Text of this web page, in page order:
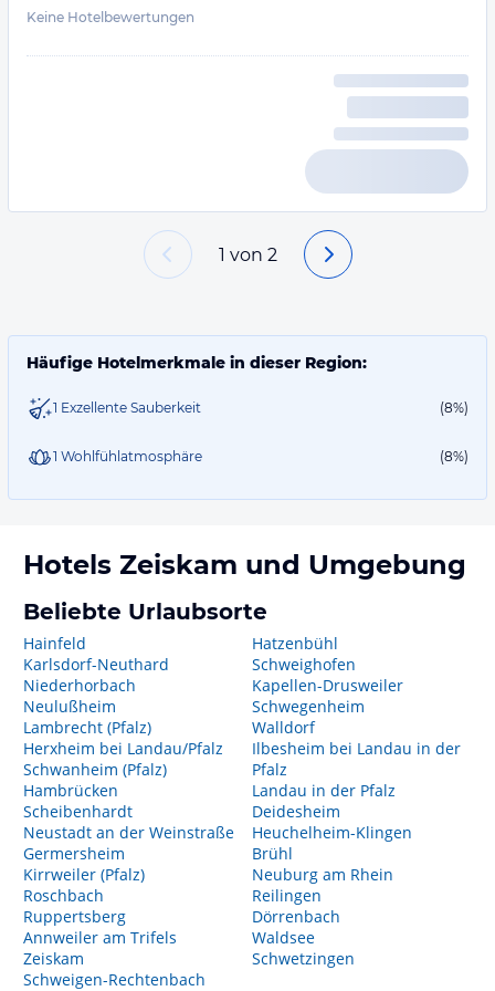
Keine Hotelbewertungen
1 von 2
Häufige Hotelmerkmale in dieser Region:
1 Exzellente Sauberkeit (8%)
1 Wohlfühlatmosphäre (8%)
Hotels Zeiskam und Umgebung
Beliebte Urlaubsorte
Hainfeld
Karlsdorf-Neuthard
Niederhorbach
Neulußheim
Lambrecht (Pfalz)
Herxheim bei Landau/Pfalz
Schwanheim (Pfalz)
Hambrücken
Scheibenhardt
Neustadt an der Weinstraße
Germersheim
Kirrweiler (Pfalz)
Roschbach
Ruppertsberg
Annweiler am Trifels
Zeiskam
Schweigen-Rechtenbach
Hatzenbühl
Schweighofen
Kapellen-Drusweiler
Schwegenheim
Walldorf
Ilbesheim bei Landau in der
Pfalz
Landau in der Pfalz
Deidesheim
Heuchelheim-Klingen
Brühl
Neuburg am Rhein
Reilingen
Dörrenbach
Waldsee
Schwetzingen